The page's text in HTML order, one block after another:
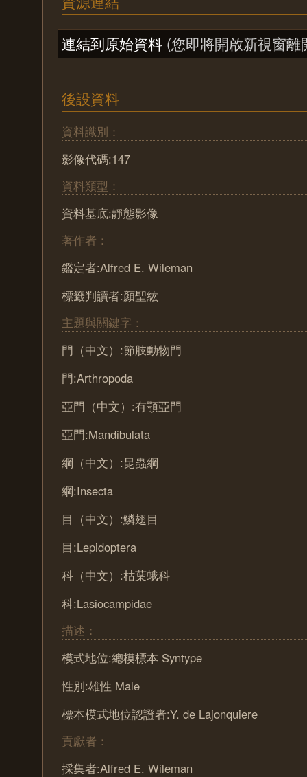
連結到原始資料 (您即將開啟新視窗離
後設資料
資料識別：
影像代碼:147
資料類型：
資料基底:靜態影像
著作者：
鑑定者:Alfred E. Wileman
標籤判讀者:顏聖紘
主題與關鍵字：
門（中文）:節肢動物門
門:Arthropoda
亞門（中文）:有顎亞門
亞門:Mandibulata
綱（中文）:昆蟲綱
綱:Insecta
目（中文）:鱗翅目
目:Lepidoptera
科（中文）:枯葉蛾科
科:Lasiocampidae
描述：
模式地位:總模標本 Syntype
性別:雄性 Male
標本模式地位認證者:Y. de Lajonquiere
貢獻者：
採集者:Alfred E. Wileman